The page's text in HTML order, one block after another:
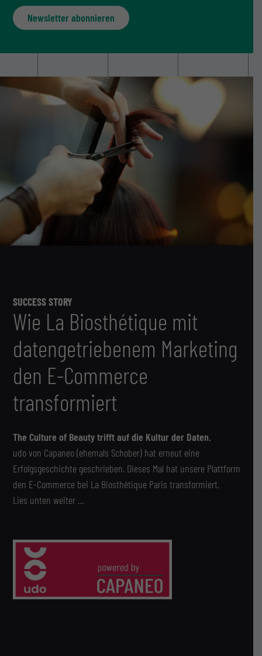
Newsletter abonnieren
SUCCESS STORY
Wie La Biosthétique mit
datengetriebenem Marketing
den E-Commerce
transformiert
The Culture of Beauty trifft auf die Kultur der Daten.
udo von Capaneo (ehemals Schober) hat erneut eine
Erfolgsgeschichte geschrieben. Dieses Mal hat unsere Plattform
den E-Commerce bei La Biosthétique Paris transformiert.
Lies unten weiter …